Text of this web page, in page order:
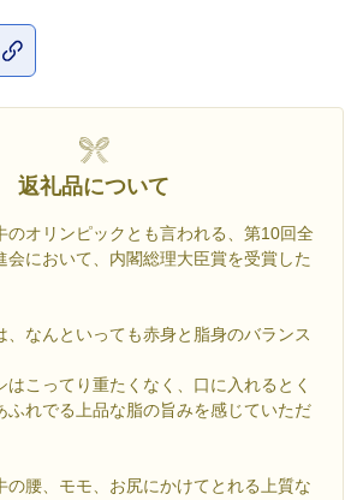
返礼品について
のオリンピックとも言われる、第10回全
会において、内閣総理大臣賞を受賞した
、なんといっても赤身と脂身のバランス
はこってり重たくなく、口に入れるとく
ふれでる上品な脂の旨みを感じていただ
の腰、モモ、お尻にかけてとれる上質な